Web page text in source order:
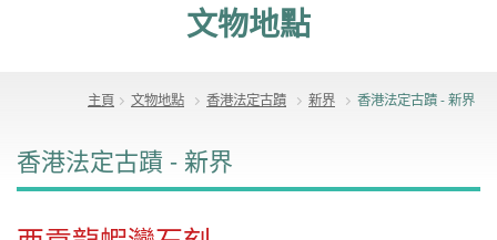
文物地點
主頁 文物地點 香港法定古蹟 新界 香港法定古蹟 - 新界
香港法定古蹟 - 新界